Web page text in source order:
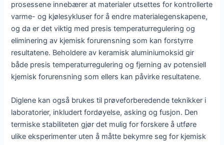
prosessene innebærer at materialer utsettes for kontrollerte
varme- og kjølesykluser for å endre materialegenskapene,
og da er det viktig med presis temperaturregulering og
eliminering av kjemisk forurensning som kan forstyrre
resultatene. Beholdere av keramisk aluminiumoksid gir
både presis temperaturregulering og fjerning av potensiell
kjemisk forurensning som ellers kan påvirke resultatene.
Diglene kan også brukes til prøveforberedende teknikker i
laboratorier, inkludert fordøyelse, asking og fusjon. Den
termiske stabiliteten gjør det mulig for forskere å utføre
ulike eksperimenter uten å måtte bekymre seg for kjemisk